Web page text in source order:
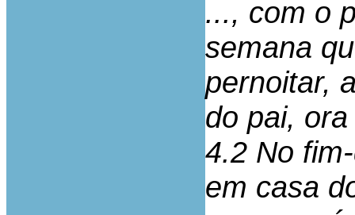
..., com o
semana
pernoitar,
do pai,
4.2 No
em casa